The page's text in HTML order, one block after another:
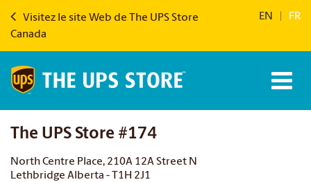
Visitez le site Web de The UPS Store
Canada
EN FR
The UPS Store #174
North Centre Place, 210A 12A Street N
Lethbridge Alberta - T1H 2J1